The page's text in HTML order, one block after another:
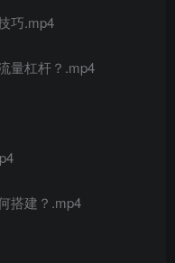
巧.mp4
量杠杆？.mp4
搭建？.mp4